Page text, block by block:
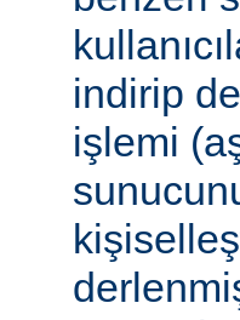
indirip
işlemi